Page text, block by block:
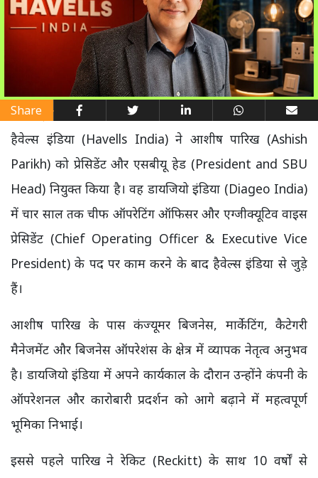
Share
हैवेल्स इंडिया (Havells India) ने आशीष पारिख (Ashish
Parikh) को प्रेसिडेंट और एसबीयू हेड (President and SBU
Head) नियुक्त किया है। वह डायजियो इंडिया (Diageo India)
में चार साल तक चीफ ऑपरेटिंग ऑफिसर और एग्जीक्यूटिव वाइस
प्रेसिडेंट (Chief Operating Officer & Executive Vice
President) के पद पर काम करने के बाद हैवेल्स इंडिया से जुड़े
हैं।
आशीष पारिख के पास कंज्यूमर बिजनेस, मार्केटिंग, कैटेगरी
मैनेजमेंट और बिजनेस ऑपरेशंस के क्षेत्र में व्यापक नेतृत्व अनुभव
है। डायजियो इंडिया में अपने कार्यकाल के दौरान उन्होंने कंपनी के
ऑपरेशनल और कारोबारी प्रदर्शन को आगे बढ़ाने में महत्वपूर्ण
भूमिका निभाई।
इससे पहले पारिख ने रेकिट (Reckitt) के साथ 10 वर्षों से